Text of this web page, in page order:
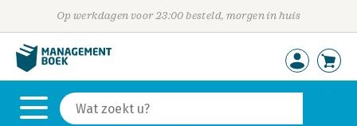
Op werkdagen voor 23:00 besteld, morgen in huis